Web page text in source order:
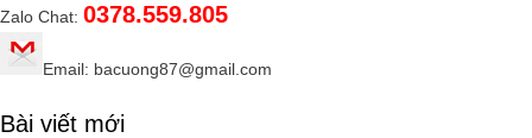
Zalo Chat: 0378.559.805
Email: bacuong87@gmail.com
Bài viết mới